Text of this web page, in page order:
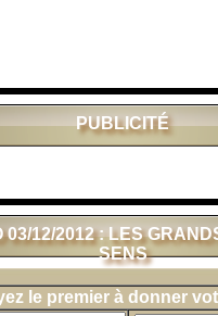
PUBLICITÉ
03/12/2012 : LES
SENS
le premier à donner